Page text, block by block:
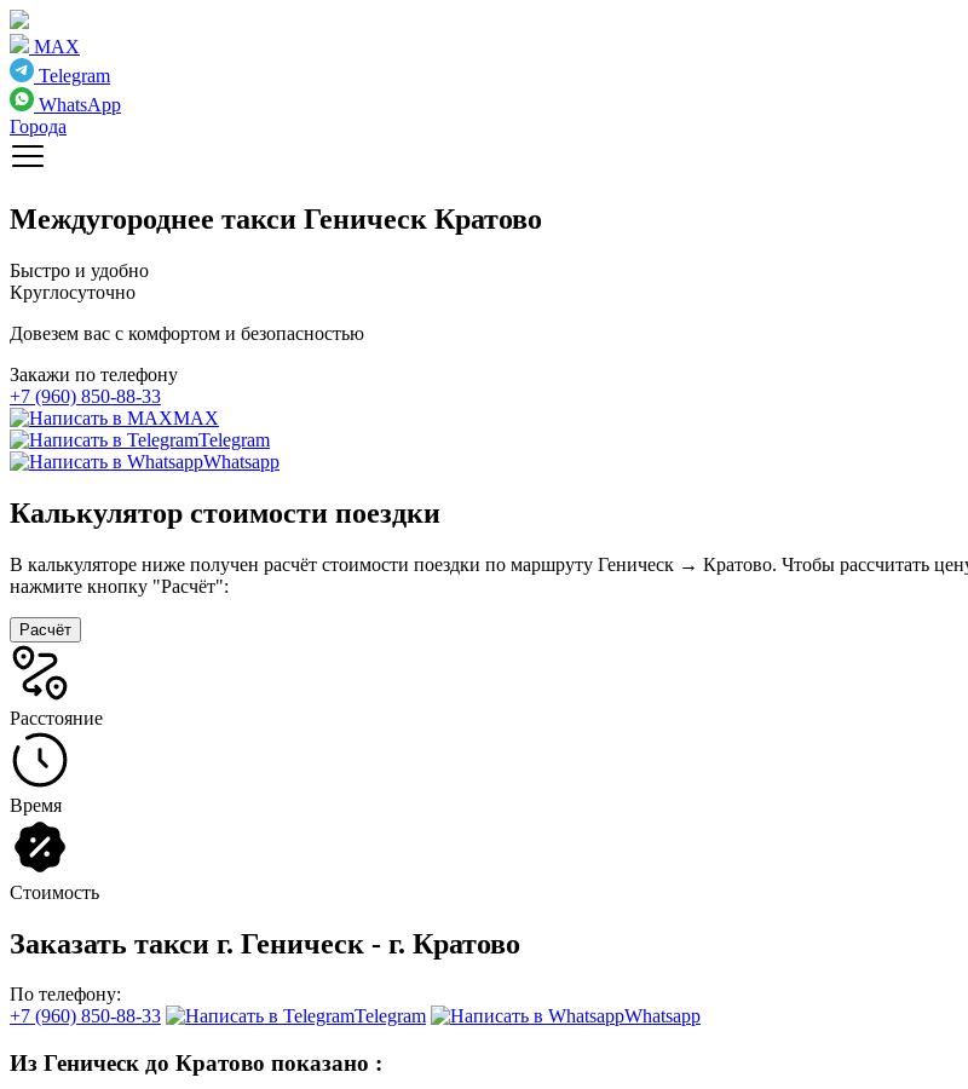
MAX
Telegram
WhatsApp
Города
Междугороднее такси Геническ Кратово
Быстро и удобно
Круглосуточно
Довезем вас с комфортом и безопасностью
Закажи по телефону
+7 (960) 850-88-33
MAX
Telegram
Whatsapp
Калькулятор стоимости поездки
В калькуляторе ниже получен расчёт стоимости поездки по маршруту Геническ → Кратово. Чтобы рассчитать
нажмите кнопку "Расчёт":
Расчёт
Расстояние
Время
Стоимость
Заказать такси г. Геническ - г. Кратово
По телефону:
+7 (960) 850-88-33
Telegram Whatsapp
Из Геническ до Кратово показано :